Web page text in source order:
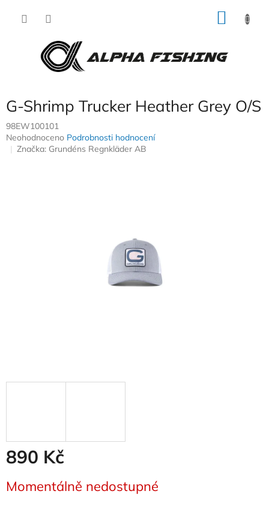
G-Shrimp Trucker Heather Grey O/S
98EW100101
Průměrné
hodnocení
Neohodnoceno Podrobnosti hodnocení
Značka: Grundéns Regnkläder AB
890 Kč
cena:
Momentálně nedostupné